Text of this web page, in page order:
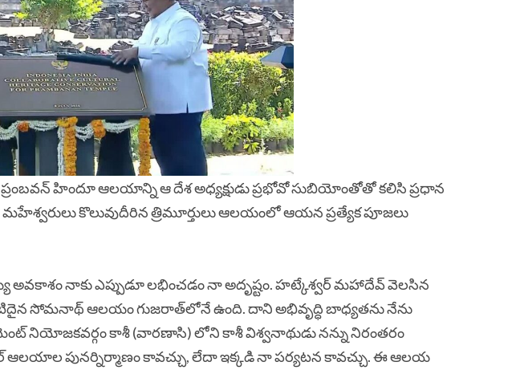
హిందూ ఆలయాన్ని ఆ దేశ అధ్యక్షుడు ప్రభోవో సుబియోంతోతో కలిసి ప్రధాన
మహేశ్వరులు కొలువుదీరిన త్రిమూర్తులు ఆలయంలో ఆయన ప్రత్యేక పూజలు
నాకు ఎప్పుడూ లభించడం నా అదృష్టం. హట్కేశ్వర్ మహాదేవ్ వెలసిన
సోమనాథ్ ఆలయం గుజరాత్‌లోనే ఉంది. దాని అభివృద్ధి బాధ్యతను నేను
నియోజకవర్గం కాశీ (వారణాసి) లోని కాశీ విశ్వనాథుడు నన్ను నిరంతరం
పునర్నిర్మాణం కావచ్చు, లేదా ఇక్కడి నా పర్యటన కావచ్చు. ఈ ఆలయ